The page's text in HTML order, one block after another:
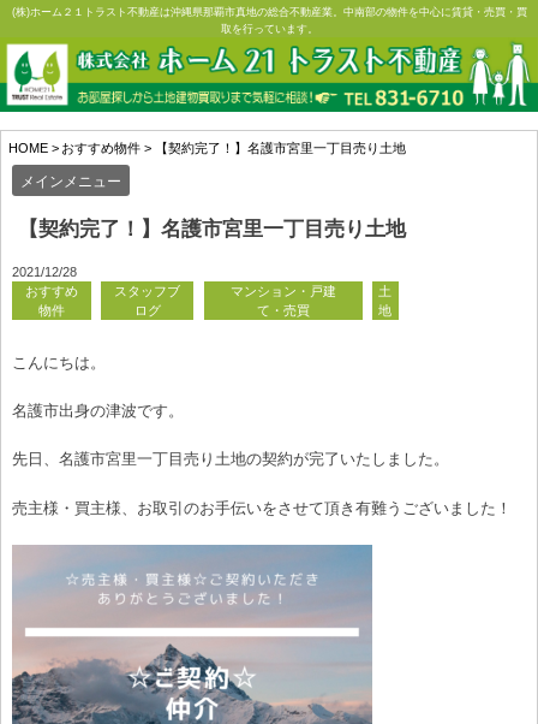
Skip
content
(株)ホーム２１トラスト不動産は沖縄県那覇市真地の総合不動産業。中南部の物件を中心に賃貸・売買・買
取を行っています。
HOME > おすすめ物件 > 【契約完了！】名護市宮里一丁目売り土地
メインメニュー
【契約完了！】名護市宮里一丁目売り土地
2021/12/28
おすすめ
物件
スタッフブ
ログ
マンション・戸建
て・売買
土
地
こんにちは。
名護市出身の津波です。
先日、名護市宮里一丁目売り土地の契約が完了いたしました。
売主様・買主様、お取引のお手伝いをさせて頂き有難うございました！